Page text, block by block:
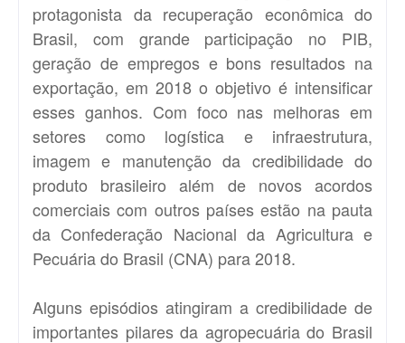
protagonista da recuperação econômica do
Brasil, com grande participação no PIB,
geração de empregos e bons resultados na
exportação, em 2018 o objetivo é intensificar
esses ganhos. Com foco nas melhoras em
setores como logística e infraestrutura,
imagem e manutenção da credibilidade do
produto brasileiro além de novos acordos
comerciais com outros países estão na pauta
da Confederação Nacional da Agricultura e
Pecuária do Brasil (CNA) para 2018.
Alguns episódios atingiram a credibilidade de
importantes pilares da agropecuária do Brasil